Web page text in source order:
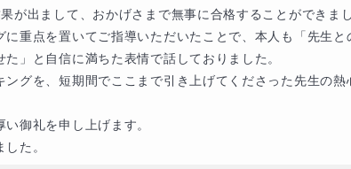
が出まして、おかげさまで無事に合格することができまし
に重点を置いてご指導いただいたことで、本人も「先生と
」と自信に満ちた表情で話しておりました。
グを、短期間でここまで引き上げてくださった先生の熱
御礼を申し上げます。
た。